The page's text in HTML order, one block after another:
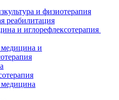
и физиотерапия
реабилитация
и иглорефлексотерапия
и